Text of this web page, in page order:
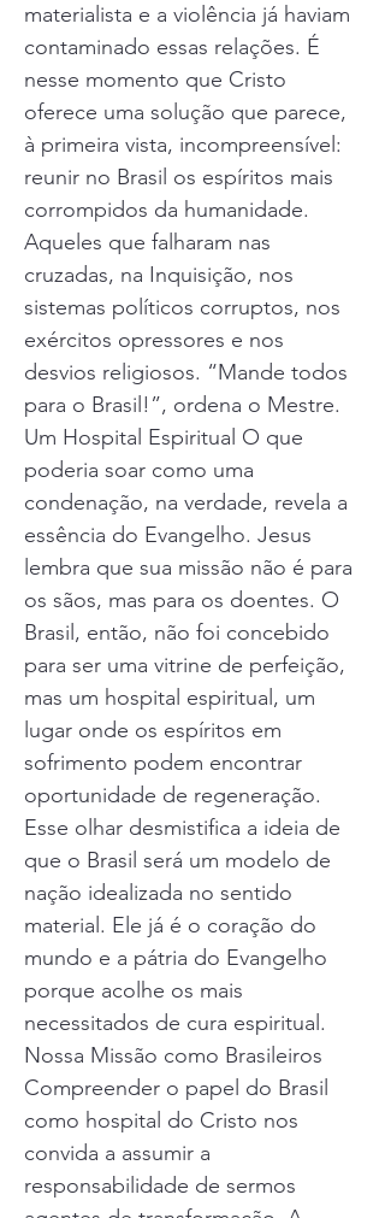
materialista e a violência já haviam
contaminado essas relações. É
nesse momento que Cristo
oferece uma solução que parece,
à primeira vista, incompreensível:
reunir no Brasil os espíritos mais
corrompidos da humanidade.
Aqueles que falharam nas
cruzadas, na Inquisição, nos
sistemas políticos corruptos, nos
exércitos opressores e nos
desvios religiosos. “Mande todos
para o Brasil!”, ordena o Mestre.
Um Hospital Espiritual O que
poderia soar como uma
condenação, na verdade, revela a
essência do Evangelho. Jesus
lembra que sua missão não é para
os sãos, mas para os doentes. O
Brasil, então, não foi concebido
para ser uma vitrine de perfeição,
mas um hospital espiritual, um
lugar onde os espíritos em
sofrimento podem encontrar
oportunidade de regeneração.
Esse olhar desmistifica a ideia de
que o Brasil será um modelo de
nação idealizada no sentido
material. Ele já é o coração do
mundo e a pátria do Evangelho
porque acolhe os mais
necessitados de cura espiritual.
Nossa Missão como Brasileiros
Compreender o papel do Brasil
como hospital do Cristo nos
convida a assumir a
responsabilidade de sermos